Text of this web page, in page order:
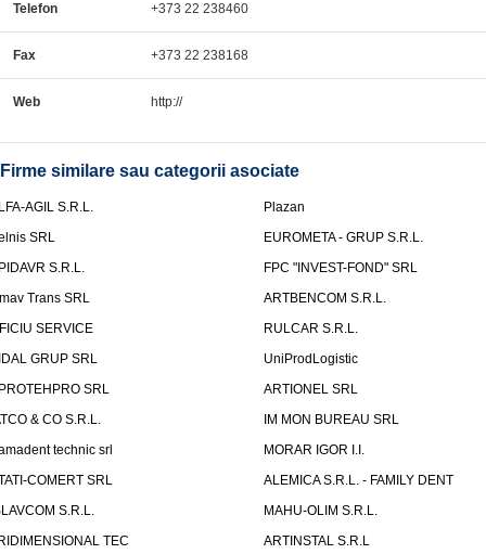
Telefon +373 22 238460
Fax +373 22 238168
Web http://
Firme similare sau categorii asociate
AGIL S.R.L.
Plazan
SRL
EUROMETA - GRUP S.R.L.
S.R.L.
FPC "INVEST-FOND" SRL
Trans SRL
ARTBENCOM S.R.L.
SERVICE
RULCAR S.R.L.
GRUP SRL
UniProdLogistic
SRL
ARTIONEL SRL
& CO S.R.L.
IM MON BUREAU SRL
technic srl
MORAR IGOR I.I.
COMERT SRL
ALEMICA S.R.L. - FAMILY DENT
S.R.L.
MAHU-OLIM S.R.L.
TEC
ARTINSTAL S.R.L